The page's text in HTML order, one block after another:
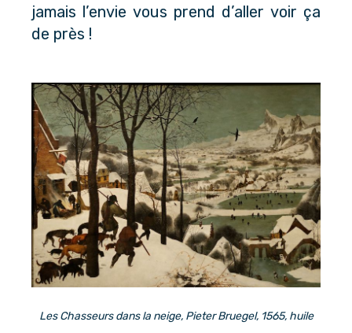
jamais l’envie vous prend d’aller voir ça
de près !
Les Chasseurs dans la neige, Pieter Bruegel, 1565, huile